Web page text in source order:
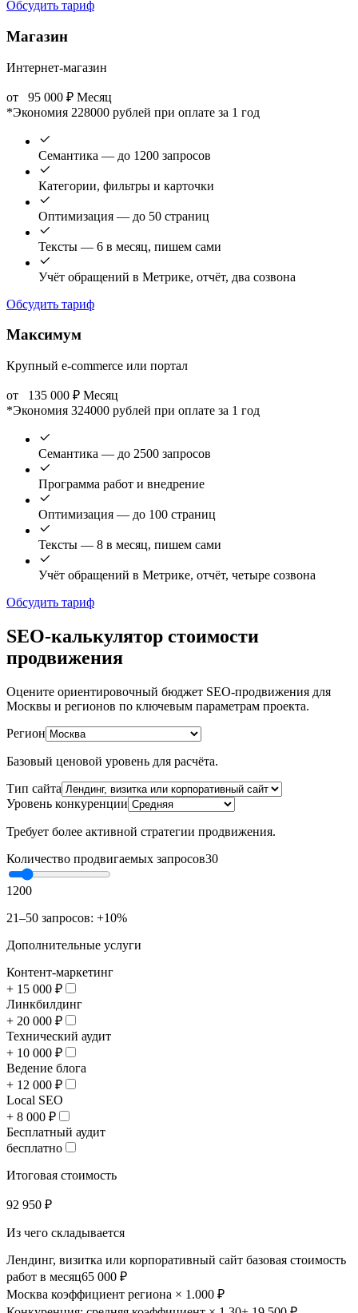
Обсудить тариф
Магазин
Интернет-магазин
от 95 000 ₽ Месяц
*Экономия 228000 рублей при оплате за 1 год
Семантика — до 1200 запросов
Категории, фильтры и карточки
Оптимизация — до 50 страниц
Тексты — 6 в месяц, пишем сами
Учёт обращений в Метрике, отчёт, два созвона
Обсудить тариф
Максимум
Крупный e-commerce или портал
от 135 000 ₽ Месяц
*Экономия 324000 рублей при оплате за 1 год
Семантика — до 2500 запросов
Программа работ и внедрение
Оптимизация — до 100 страниц
Тексты — 8 в месяц, пишем сами
Учёт обращений в Метрике, отчёт, четыре созвона
Обсудить тариф
SEO-калькулятор стоимости
продвижения
Оцените ориентировочный бюджет SEO-продвижения для
Москвы и регионов по ключевым параметрам проекта.
Регион
Базовый ценовой уровень для расчёта.
Тип сайта
Уровень конкуренции
Требует более активной стратегии продвижения.
Количество продвигаемых запросов30
1 200
21–50 запросов: +10%
Дополнительные услуги
Контент-маркетинг
+ 15 000 ₽
Линкбилдинг
+ 20 000 ₽
Технический аудит
+ 10 000 ₽
Ведение блога
+ 12 000 ₽
Local SEO
+ 8 000 ₽
Бесплатный аудит
бесплатно
Итоговая стоимость
92 950 ₽
Из чего складывается
Лендинг, визитка или корпоративный сайт базовая стоимость
работ в месяц65 000 ₽
Москва коэффициент региона × 1.000 ₽